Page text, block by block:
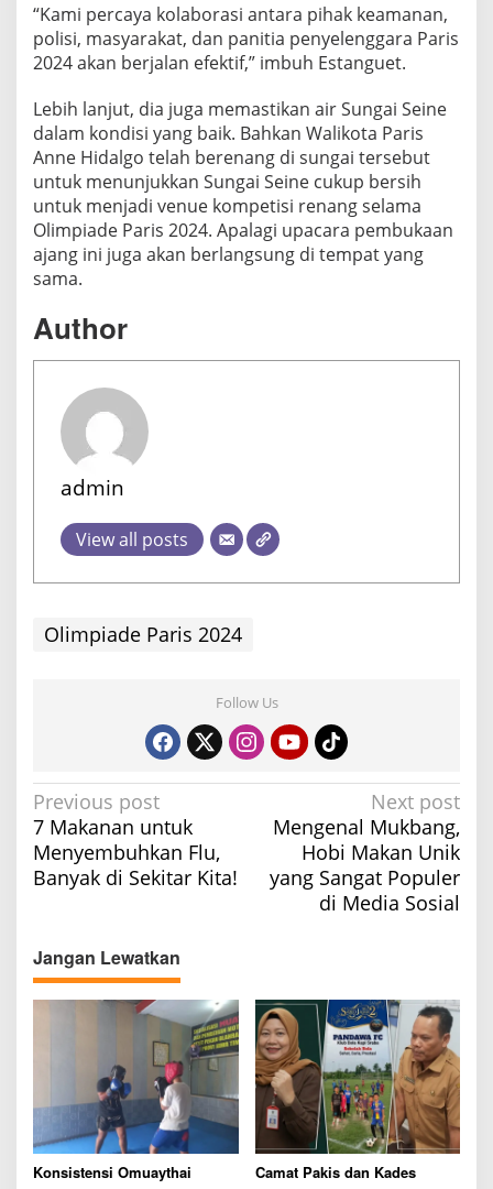
“Kami percaya kolaborasi antara pihak keamanan,
polisi, masyarakat, dan panitia penyelenggara Paris
2024 akan berjalan efektif,” imbuh Estanguet.
Lebih lanjut, dia juga memastikan air Sungai Seine
dalam kondisi yang baik. Bahkan Walikota Paris
Anne Hidalgo telah berenang di sungai tersebut
untuk menunjukkan Sungai Seine cukup bersih
untuk menjadi venue kompetisi renang selama
Olimpiade Paris 2024. Apalagi upacara pembukaan
ajang ini juga akan berlangsung di tempat yang
sama.
Author
admin
View all posts
Olimpiade Paris 2024
Follow Us
P
o
s
t
a
v
t
i
o
Previous post
7 Makanan untuk
Menyembuhkan Flu,
Banyak di Sekitar Kita!
Next post
Mengenal Mukbang,
Hobi Makan Unik
yang Sangat Populer
di Media Sosial
Jangan Lewatkan
Konsistensi Omuaythai
Camat Pakis dan Kades